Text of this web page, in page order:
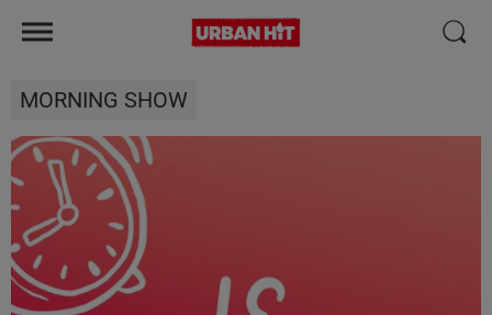
MORNING SHOW